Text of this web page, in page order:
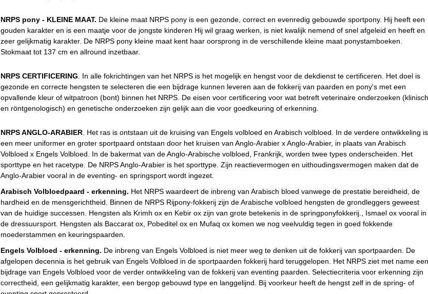
NRPS pony - KLEINE MAAT. De kleine maat NRPS pony is een gezonde, correct en evenredig gebouwde sportpony. Hij heeft een
gouden karakter en is een maatje voor de jongste kinderen Hij wil graag werken, is niet kwalijk nemend of snel afgeleid en heeft en
zeer gelijkmatig karakter. De NRPS pony kleine maat kent haar oorsprong in de verschillende kleine maat ponystamboeken.
Stokmaat tot 137 cm en allround inzetbaar.
NRPS CERTIFICERING . In alle fokrichtingen van het NRPS is het mogelijk en hengst voor de dekdienst te certificeren. Het doel is
gezonde en correcte hengsten te selecteren die een bijdrage kunnen leveren aan de fokkerij van paarden en pony's met een
opvallende kleur of witpatroon (bont) binnen het NRPS. De eisen voor certificering voor wat betreft veterinaire onderzoeken (klinisch
en röntgenologisch) en genetische onderzoeken zijn gelijk aan die voor goedkeuring of erkenning.
NRPS ANGLO-ARABIER. Het ras is ontstaan uit de kruising van Engels volbloed en Arabisch volbloed. In de verdere ontwikkeling is
een meer uniformer en groter sportpaard ontstaan door het kruisen van Anglo-Arabier x Anglo-Arabier, in plaats van Arabisch
Volbloed x Engels Volbloed. In de bakermat van de Anglo-Arabische volbloed, Frankrijk, worden twee types onderscheiden. Het
sporttype en het racetype. De NRPS Anglo-Arabier is het sporttype. Zijn reactievermogen en uithoudingsvermogen maken dat de
Anglo-Arabier vooral in de eventing- en springsport wordt ingezet.
Arabisch Volbloedpaard - erkenning. Het NRPS waardeert de inbreng van Arabisch bloed vanwege de prestatie bereidheid, de
hardheid en de mensgerichtheid. Binnen de NRPS Rijpony-fokkerij zijn de Arabische volbloed hengsten de grondleggers geweest
van de huidige successen. Hengsten als Krimh ox en Kebir ox zijn van grote betekenis in de springponyfokkerij., Ismael ox vooral in
de dressuursport. Hengsten als Baccarat ox, Pobeditel ox en Mufaq ox komen we nog veelvuldig tegen in goed fokkende
moederstammen en keuringspaarden.
Engels Volbloed - erkenning. De inbreng van Engels Volbloed is niet meer weg te denken uit de fokkerij van sportpaarden. De
afgelopen decennia is het gebruik van Engels Volbloed in de sportpaarden fokkerij hard teruggelopen. Het NRPS ziet met name een
bijdrage van Engels Volbloed voor de verder ontwikkeling van de fokkerij van eventing paarden. Selectiecriteria voor erkenning zijn
correctheid, een gelijkmatig karakter, een bergop gebouwd type en langgelijnd. Bij voorkeur heeft de hengst zelf in de spring- of